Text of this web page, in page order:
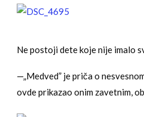
Ne postoji dete koje nije imalo
—„Medved” je priča o
ovde prikazao onim zavetnim,